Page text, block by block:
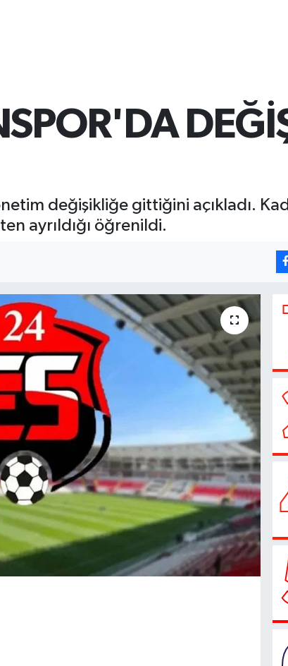
değişikliğe gittiğini açıkladı.
ayrıldığı öğrenildi.